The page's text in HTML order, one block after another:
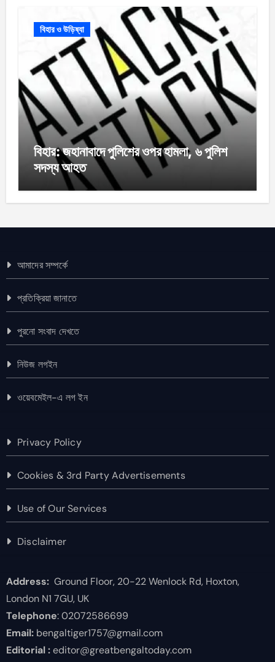
বিহার ও উড়িষ্যা
বিহার: জহানাবাদে পুলিশের ওপর হামলা, ৬ পুলিশ
সদস্য আহত
আমাদের সম্পর্কে
প্রতিক্রিয়া জানাতে
পুরনো সংবাদ দেখতে
নিউজ লগইন
ওয়েবমেইল-এ লগ ইন
Privacy Policy
Cookies & 3rd Party Advertisements
Use of Our Services
Disclaimer
Address:Ground Floor, 20-22 Wenlock Rd, Hoxton,
London N1 7GU, UK
Telephone: 02072586699
Email:bengaltiger1757@gmail.com
Editorial :editor@greatbengaltoday.com